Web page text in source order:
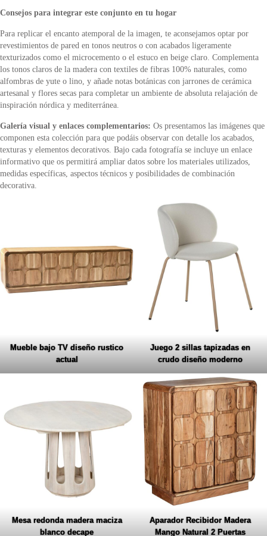
Consejos para integrar este conjunto en tu hogar
Para replicar el encanto atemporal de la imagen, te aconsejamos optar por
revestimientos de pared en tonos neutros o con acabados ligeramente
texturizados como el microcemento o el estuco en beige claro. Complementa
los tonos claros de la madera con textiles de fibras 100% naturales, como
alfombras de yute o lino, y añade notas botánicas con jarrones de cerámica
artesanal y flores secas para completar un ambiente de absoluta relajación de
inspiración nórdica y mediterránea.
Galería visual y enlaces complementarios: Os presentamos las imágenes que
componen esta colección para que podáis observar con detalle los acabados,
texturas y elementos decorativos. Bajo cada fotografía se incluye un enlace
informativo que os permitirá ampliar datos sobre los materiales utilizados,
medidas específicas, aspectos técnicos y posibilidades de combinación
decorativa.
Mueble bajo TV diseño rustico
actual
Juego 2 sillas tapizadas en
crudo diseño moderno
Mesa redonda madera maciza
blanco decape
Aparador Recibidor Madera
Mango Natural 2 Puertas